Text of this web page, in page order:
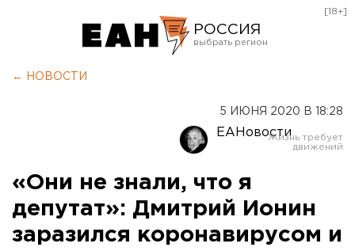
РОССИЯ
Оренбург
[18+]
← НОВОСТИ
5 ИЮНЯ 2020 В 18:28
ЕАНовости
«Они не знали, что я
депутат»: Дмитрий Ионин
заразился коронавирусом и